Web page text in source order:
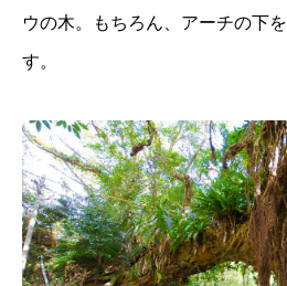
ウの木。もちろん、アーチの下
す。